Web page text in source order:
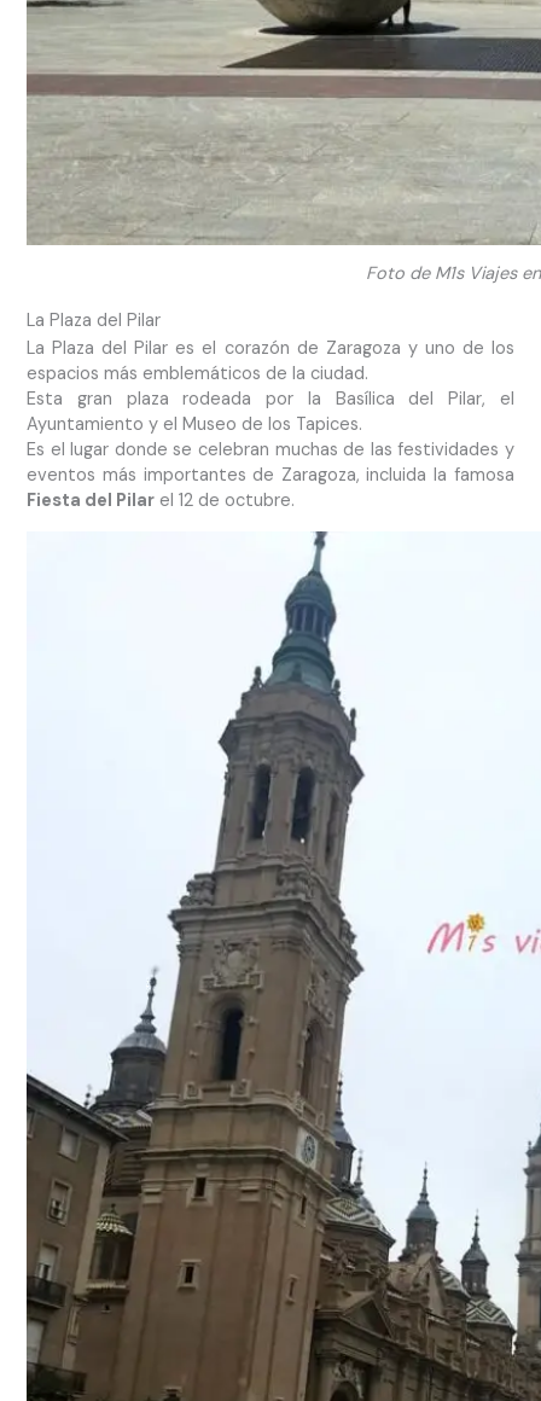
Foto de M1s Viajes
La Plaza del Pilar
La Plaza del Pilar es el corazón de Zaragoza y uno de los
espacios más emblemáticos de la ciudad.
Esta gran plaza rodeada por la Basílica del Pilar, el
Ayuntamiento y el Museo de los Tapices.
Es el lugar donde se celebran muchas de las festividades y
eventos más importantes de Zaragoza, incluida la famosa
Fiesta del Pilar el 12 de octubre.